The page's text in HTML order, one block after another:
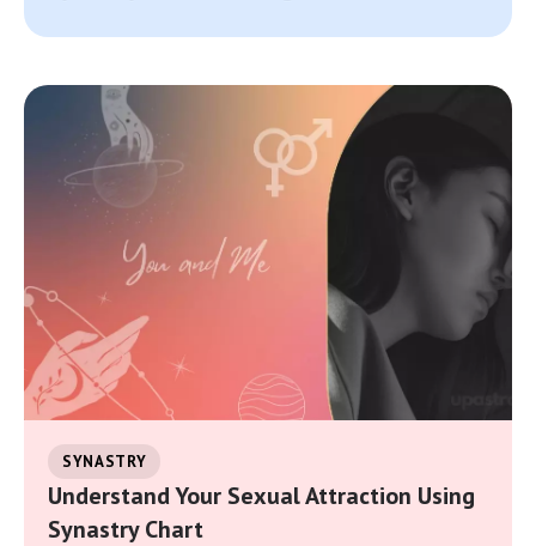
SYNASTRY
Understand Your Sexual Attraction Using
Synastry Chart